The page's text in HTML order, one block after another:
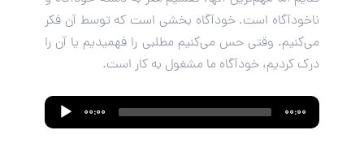
ناخودآگاه است. خودآگاه بخشی است که توسط آن فکر
می‌کنیم. وقتی حس می‌کنیم مطلبی را فهمیدیم یا آن را
درک کردیم، خودآگاه ما مشغول به کار است.
Audio
Player
00:00 00:00